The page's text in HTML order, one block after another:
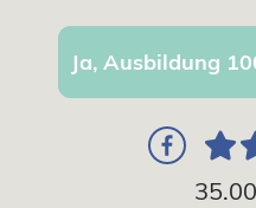
Ja, Ausbildung